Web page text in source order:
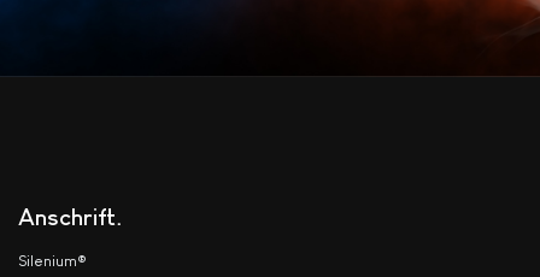
Anschrift
Silenium®